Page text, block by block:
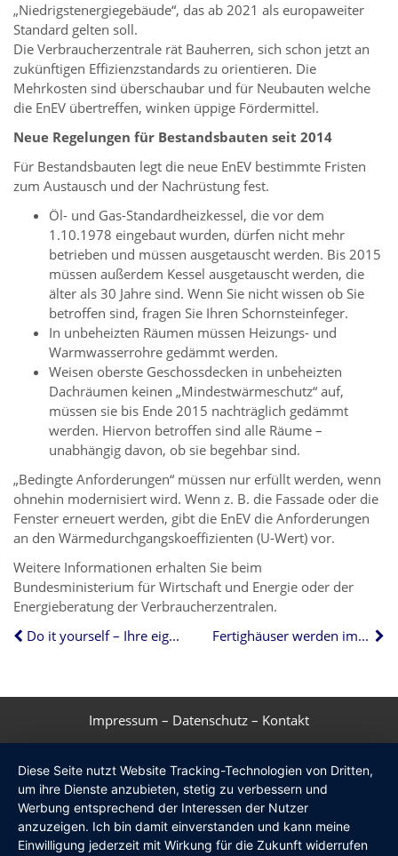
„Niedrigstenergiegebäude“, das ab 2021 als europaweiter
Standard gelten soll.
Die Verbraucherzentrale rät Bauherren, sich schon jetzt an
zukünftigen Effizienzstandards zu orientieren. Die
Mehrkosten sind überschaubar und für Neubauten welche
die EnEV übertreffen, winken üppige Fördermittel.
Neue Regelungen für Bestandsbauten seit 2014
Für Bestandsbauten legt die neue EnEV bestimmte Fristen
zum Austausch und der Nachrüstung fest.
Öl- und Gas-Standardheizkessel, die vor dem
1.10.1978 eingebaut wurden, dürfen nicht mehr
betrieben und müssen ausgetauscht werden. Bis 2015
müssen außerdem Kessel ausgetauscht werden, die
älter als 30 Jahre sind. Wenn Sie nicht wissen ob Sie
betroffen sind, fragen Sie Ihren Schornsteinfeger.
In unbeheizten Räumen müssen Heizungs- und
Warmwasserrohre gedämmt werden.
Weisen oberste Geschossdecken in unbeheizten
Dachräumen keinen „Mindestwärmeschutz“ auf,
müssen sie bis Ende 2015 nachträglich gedämmt
werden. Hiervon betroffen sind alle Räume –
unabhängig davon, ob sie begehbar sind.
„Bedingte Anforderungen“ müssen nur erfüllt werden, wenn
ohnehin modernisiert wird. Wenn z. B. die Fassade oder die
Fenster erneuert werden, gibt die EnEV die Anforderungen
an den Wärmedurchgangskoeffizienten (U-Wert) vor.
Weitere Informationen erhalten Sie beim
Bundesministerium für Wirtschaft und Energie oder der
Energieberatung der Verbraucherzentralen.
Do it yourself – Ihre eigene Hobby-Werkstatt
Fertighäuser werden immer beliebter
Impressum – Datenschutz – Kontakt
Diese Seite nutzt Website Tracking-Technologien von Dritten,
um ihre Dienste anzubieten, stetig zu verbessern und
Werbung entsprechend der Interessen der Nutzer
anzuzeigen. Ich bin damit einverstanden und kann meine
Einwilligung jederzeit mit Wirkung für die Zukunft widerrufen